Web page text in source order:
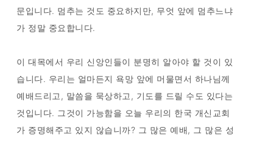
문입니다. 멈추는 것도 중요하지만, 무엇 앞에 멈추느냐
가 정말 중요합니다.
이 대목에서 우리 신앙인들이 분명히 알아야 할 것이 있
습니다. 우리는 얼마든지 욕망 앞에 머물면서 하나님께
예배드리고, 말씀을 묵상하고, 기도를 드릴 수도 있다는
것입니다. 그것이 가능함을 오늘 우리의 한국 개신교회
가 증명해주고 있지 않습니까? 그 많은 예배, 그 많은 성